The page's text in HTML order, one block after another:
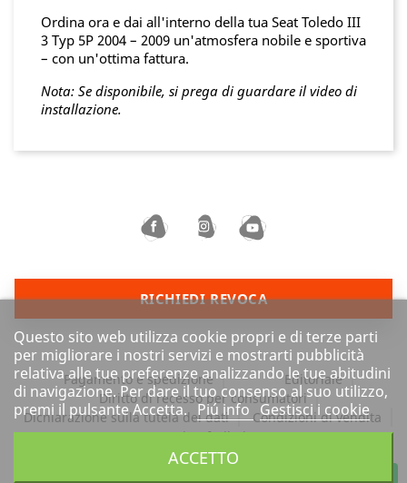
WhatsApp
Ordina ora e dai all'interno della tua Seat Toledo III
3 Typ 5P 2004 – 2009 un'atmosfera nobile e sportiva
– con un'ottima fattura.
Nota: Se disponibile, si prega di guardare il video di
installazione.
Questo sito web utilizza cookie propri e di terze parti
per migliorare i nostri servizi e mostrarti pubblicità
relativa alle tue preferenze analizzando le tue abitudini
di navigazione. Per dare il tuo consenso al suo utilizzo,
premi il pulsante Accetta. Piú info Gestisci i cookie
ACCETTO
RICHIEDI REVOCA
Pagamento e spedizione
Editoriale
Diritto di recesso per consumatori
Dichiarazione sulla tutela dei dati
Condizioni di vendita
Barrierefreiheit
Tutti i prezzi sono comprensivi di IVA e